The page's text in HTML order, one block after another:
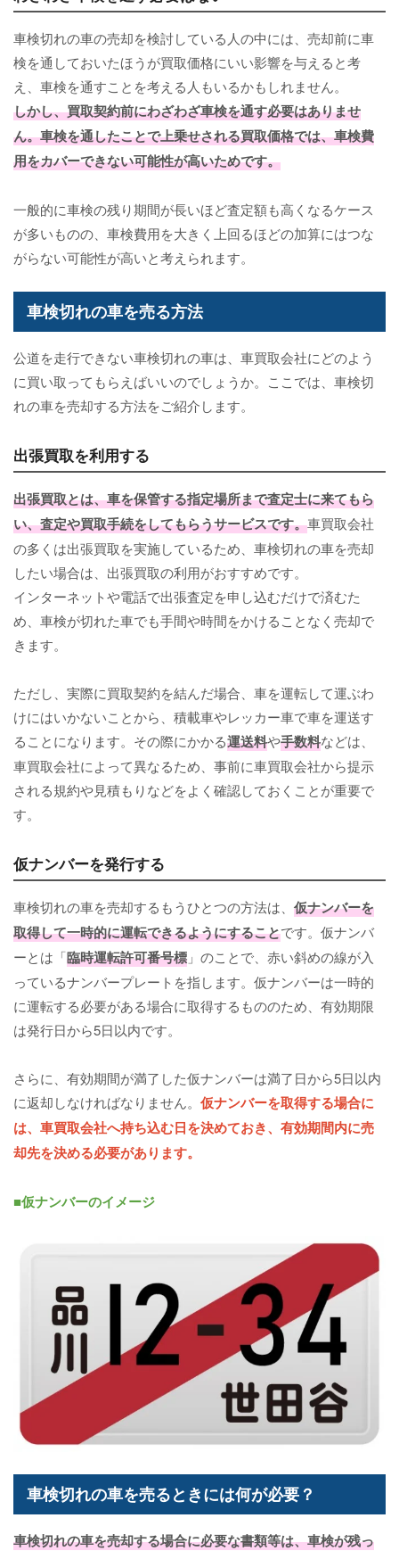
車検切れの車の売却を検討している人の中には、売却前に車
検を通しておいたほうが買取価格にいい影響を与えると考
え、車検を通すことを考える人もいるかもしれません。
しかし、買取契約前にわざわざ車検を通す必要はありませ
ん。車検を通したことで上乗せされる買取価格では、車検費
用をカバーできない可能性が高いためです。
一般的に車検の残り期間が長いほど査定額も高くなるケース
が多いものの、車検費用を大きく上回るほどの加算にはつな
がらない可能性が高いと考えられます。
車検切れの車を売る方法
公道を走行できない車検切れの車は、車買取会社にどのよう
に買い取ってもらえばいいのでしょうか。ここでは、車検切
れの車を売却する方法をご紹介します。
出張買取を利用する
出張買取とは、車を保管する指定場所まで査定士に来てもら
い、査定や買取手続をしてもらうサービスです。車買取会社
の多くは出張買取を実施しているため、車検切れの車を売却
したい場合は、出張買取の利用がおすすめです。
インターネットや電話で出張査定を申し込むだけで済むた
め、車検が切れた車でも手間や時間をかけることなく売却で
きます。
ただし、実際に買取契約を結んだ場合、車を運転して運ぶわ
けにはいかないことから、積載車やレッカー車で車を運送す
ることになります。その際にかかる運送料や手数料などは、
車買取会社によって異なるため、事前に車買取会社から提示
される規約や見積もりなどをよく確認しておくことが重要で
す。
仮ナンバーを発行する
車検切れの車を売却するもうひとつの方法は、 仮ナンバーを
取得して一時的に運転できるようにすることです。仮ナンバ
ーとは「臨時運転許可番号標 」のことで、赤い斜めの線が入
っているナンバープレートを指します。仮ナンバーは一時的
に運転する必要がある場合に取得するもののため、有効期限
は発行日から5日以内です。
さらに、有効期間が満了した仮ナンバーは満了日から5日以内
に返却しなければなりません。 仮ナンバーを取得する場合に
は、車買取会社へ持ち込む日を決めておき、有効期間内に売
却先を決める必要があります。
■仮ナンバーのイメージ
車検切れの車を売るときには何が必要？
車検切れの車を売却する場合に必要な書類等は、車検が残っ